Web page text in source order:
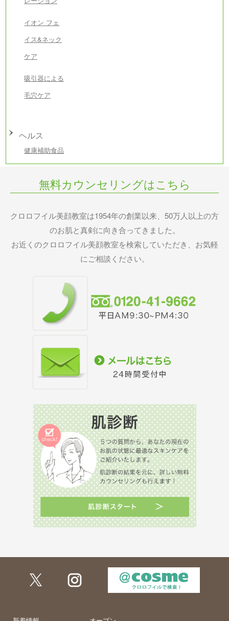
イオン フェ
イス&ネック
ケア
吸引器による
毛穴ケア
ヘルス
健康補助食品
無料カウンセリングはこちら
クロロフイル美顔教室は1954年の創業以来、50万人以上の方
のお肌と真剣に向き合ってきました。
お近くのクロロフイル美顔教室を検索していただき、お気軽
にご相談ください。